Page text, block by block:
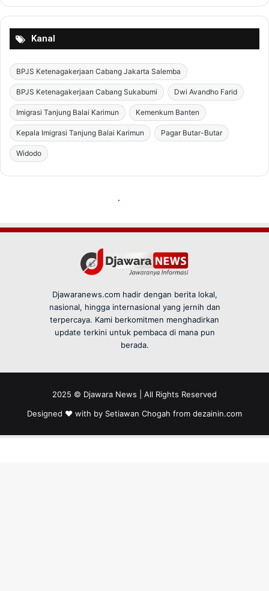
Djawaranews.com hadir dengan berita lokal,
nasional, hingga internasional yang jernih dan
terpercaya. Kami berkomitmen menghadirkan
update terkini untuk pembaca di mana pun
berada.
2025 © Djawara News | All Rights Reserved
Designed ❤️ with by Setiawan Chogah from dezainin.com